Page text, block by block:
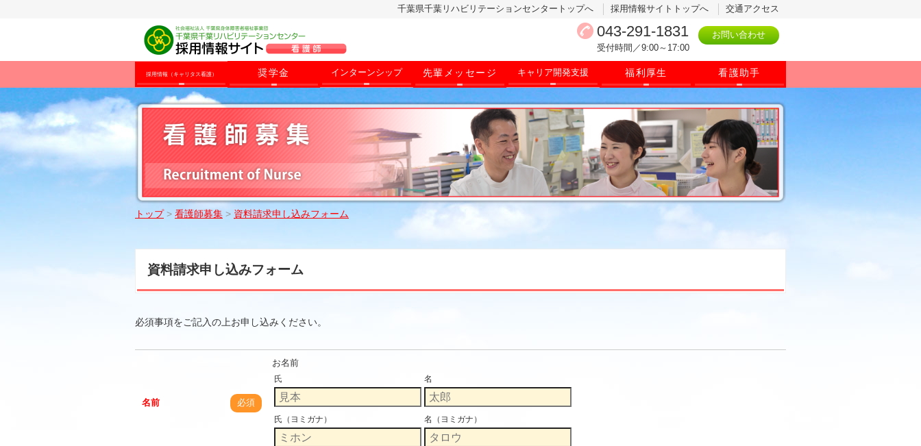
千葉県千葉リハビリテーションセンタートップへ 採用情報サイトトップへ 交通アクセス
043-291-1831
受付時間／9:00～17:00
お問い合わせ
採用情報（キャリタス看護） 奨学金 インターンシップ 先輩メッセージ キャリア開発支援 福利厚生 看護助手
トップ > 看護師募集 > 資料請求申し込みフォーム
資料請求申し込みフォーム
必須事項をご記入の上お申し込みください。
名前 必須
お名前
氏 名
氏（ヨミガナ） 名（ヨミガナ）